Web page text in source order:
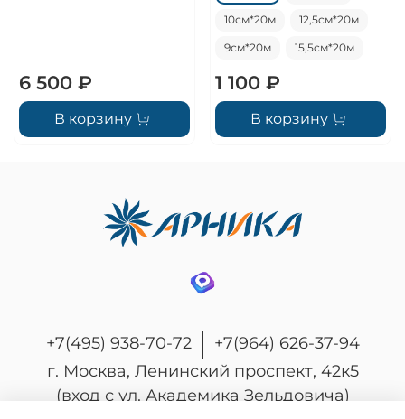
6 500 ₽
В корзину
10см*20м 12,5см*20м
9см*20м 15,5см*20м
1 100 ₽
В корзину
+7(495) 938-70-72
+7(964) 626-37-94
г. Москва, Ленинский проспект, 42к5
(вход с ул. Академика Зельдовича)